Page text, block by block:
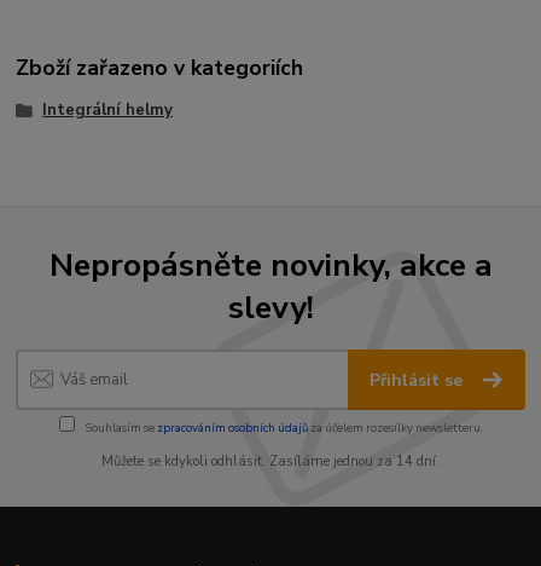
Zboží zařazeno v kategoriích
Integrální helmy
Nepropásněte novinky, akce a
slevy!
Přihlásit se
Souhlasím se zpracováním osobních údajůza účelem rozesílky newsletteru.
Můžete se kdykoli odhlásit. Zasíláme jednou za 14 dní.